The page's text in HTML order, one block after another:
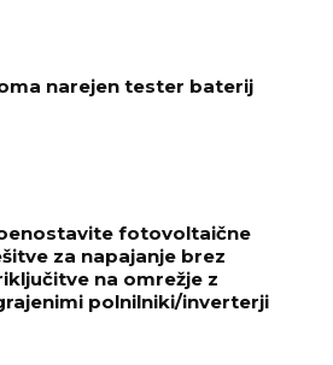
narejen tester baterij
fotovoltaične
za napajanje brez
na omrežje z
polnilniki/inverterji